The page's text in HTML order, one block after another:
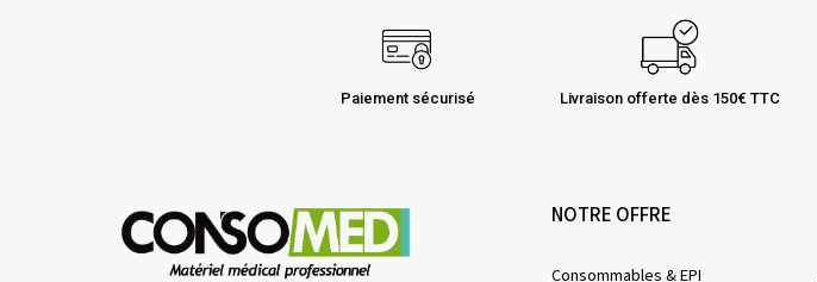
Paiement sécurisé Livraison offerte dès 150€ TTC
NOTRE OFFRE
Consommables & EPI